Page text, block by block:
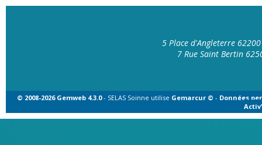
5 Place d'Angleterre
7 Rue Saint Bertin
© 2008-2026 Gemweb 4.3.0- SELAS Soinne utilise Gemarcur © - Données